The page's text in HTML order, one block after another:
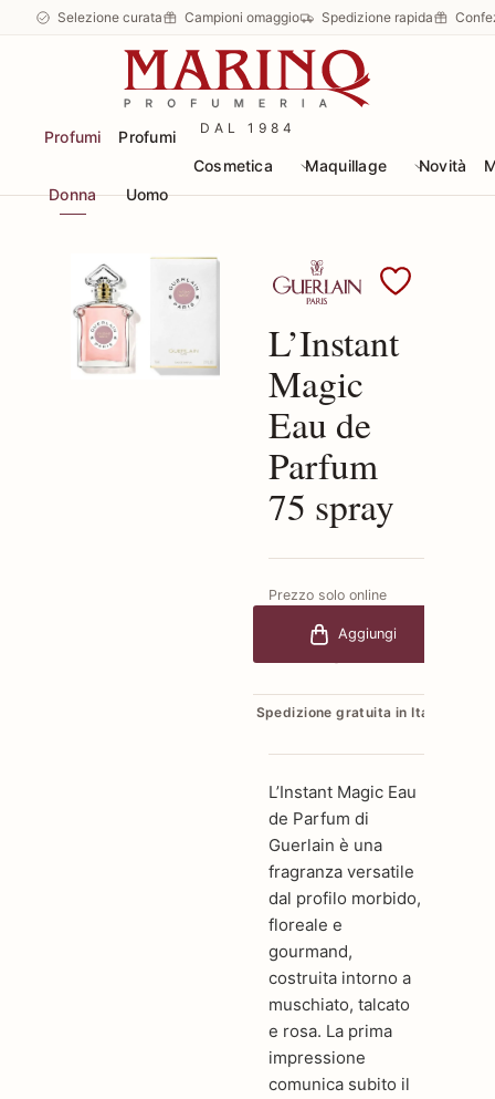
Selezione curata Campioni omaggio Spedizione rapida
DAL 1984
Profumi
Donna
Profumi
Uomo
Cosmetica Maquillage Novità
Scopri i prodotti
L’Instant
Magic
Eau de
Parfum
75 spray
Prezzo solo online
€104,09
Aggiungi
Spedizione gratuita in Italia
L’Instant Magic Eau
de Parfum di
Guerlain è una
fragranza versatile
dal profilo morbido,
floreale e
gourmand,
costruita intorno a
muschiato, talcato
e rosa. La prima
impressione
comunica subito il